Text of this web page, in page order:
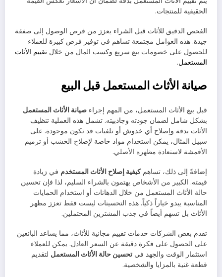
الحقيقية للمنتجات.
الفحص الدقيق للأثاث قبل الشراء يعزز من فرص الوصول إلى صفقة
جيدة. هذه العوامل مجتمعة تساهم في توفير فرص كبيرة للعملاء
للحصول على خصومات بيع سريع وكسب المال من خلال تقييم الأثاث
المستعمل.
صيانة الأثاث المستعمل قبل البيع
قبل بيع الأثاث المستعمل، من المهم إجراء صيانة الأثاث المستعمل
بشكل شامل لضمان جودته وجاذبيته. تشمل هذه العملية تنظيف
الأثاث بدقة وإصلاح أي خدوش أو تلفيات قد تكون موجودة. على
سبيل المثال، يمكن استخدام مواد خاصة لإصلاح الخشب أو ترميم
الأقمشة لاستعادة مظهره الأصلي.
إضافةً إلى ذلك، تساهمكيفية إصلاح الأثاث المستخدم في زيادة
قيمته. الكبير من الأشخاص يهتمون بالشراء السليم، لذا فإن تحسين
حالة الأثاث المستعمل من خلال الدهانات أو استخدام الحمايات
المناسبة يبدو خياراً ذكياً. هذه التحسينات ليست فقط تعزز مظهر
الأثاث بل تسهم أيضاً في جذب المشترين المحتملين.
تقدم بعض الشركات خدمات تقييم مجانية للأثاث، مما يساعد البائعين
على الحصول على فكرة دقيقة عن السعر العادل. يمكن للعملاء
استثمار الوقت والجهد في تحسين حالة الأثاث المستعمل لتقديم
قطعة غنية بالمزايا والشخصية.